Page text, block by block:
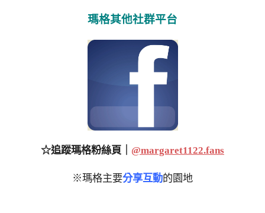
瑪格其他社群平台
☆追蹤瑪格粉絲頁｜ @margaret1122.fans
※瑪格主要分享互動的園地